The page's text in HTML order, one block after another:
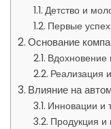
Детство и
Первые
Основание
Вдохновение
Реализация
Влияние на
Инновации и
Продукция и